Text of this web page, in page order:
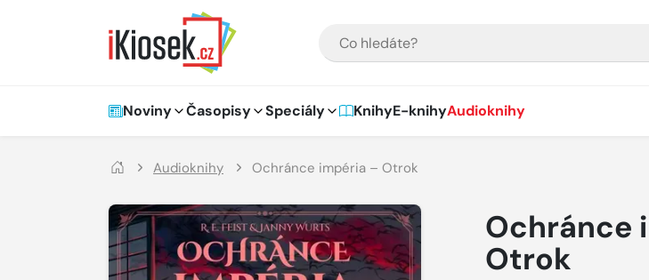
Hlavní navigace
Noviny Časopisy Speciály KnihyE-knihyAudioknihy
Audioknihy Ochránce impéria – Otrok
Ochránce
Otrok